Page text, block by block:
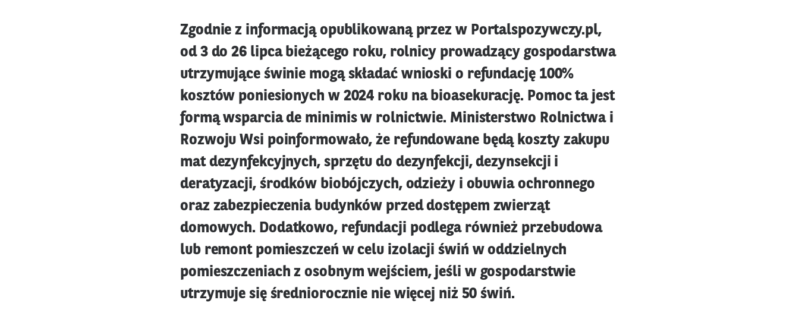
Zgodnie z informacją opublikowaną przez w Portalspozywczy.pl,
od 3 do 26 lipca bieżącego roku, rolnicy prowadzący gospodarstwa
utrzymujące świnie mogą składać wnioski o refundację 100%
kosztów poniesionych w 2024 roku na bioasekurację. Pomoc ta jest
formą wsparcia de minimis w rolnictwie. Ministerstwo Rolnictwa i
Rozwoju Wsi poinformowało, że refundowane będą koszty zakupu
mat dezynfekcyjnych, sprzętu do dezynfekcji, dezynsekcji i
deratyzacji, środków biobójczych, odzieży i obuwia ochronnego
oraz zabezpieczenia budynków przed dostępem zwierząt
domowych. Dodatkowo, refundacji podlega również przebudowa
lub remont pomieszczeń w celu izolacji świń w oddzielnych
pomieszczeniach z osobnym wejściem, jeśli w gospodarstwie
utrzymuje się średniorocznie nie więcej niż 50 świń.